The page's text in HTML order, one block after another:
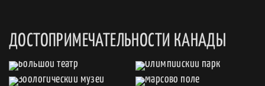
ДОСТОПРИМЕЧАТЕЛЬНОСТИ КАНАДЫ